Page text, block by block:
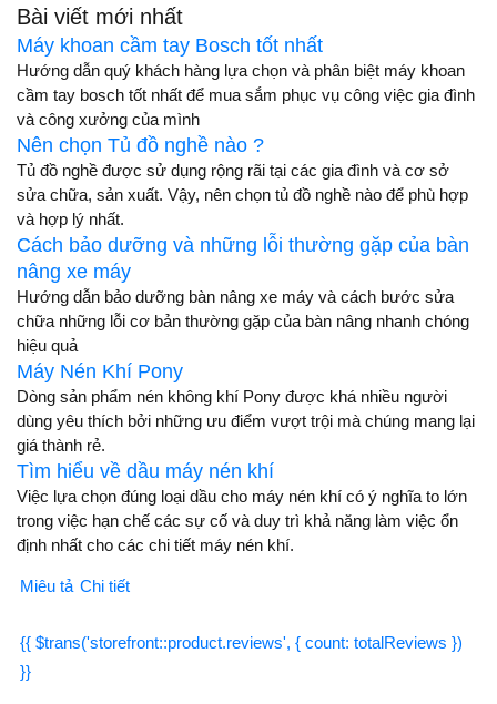
Bài viết mới nhất
Máy khoan cầm tay Bosch tốt nhất
Hướng dẫn quý khách hàng lựa chọn và phân biệt máy khoan
cầm tay bosch tốt nhất để mua sắm phục vụ công việc gia đình
và công xưởng của mình
Nên chọn Tủ đồ nghề nào ?
Tủ đồ nghề được sử dụng rộng rãi tại các gia đình và cơ sở
sửa chữa, sản xuất. Vậy, nên chọn tủ đồ nghề nào để phù hợp
và hợp lý nhất.
Cách bảo dưỡng và những lỗi thường gặp của bàn
nâng xe máy
Hướng dẫn bảo dưỡng bàn nâng xe máy và cách bước sửa
chữa những lỗi cơ bản thường gặp của bàn nâng nhanh chóng
hiệu quả
Máy Nén Khí Pony
Dòng sản phẩm nén không khí Pony được khá nhiều người
dùng yêu thích bởi những ưu điểm vượt trội mà chúng mang lại
giá thành rẻ.
Tìm hiểu về dầu máy nén khí
Việc lựa chọn đúng loại dầu cho máy nén khí có ý nghĩa to lớn
trong việc hạn chế các sự cố và duy trì khả năng làm việc ổn
định nhất cho các chi tiết máy nén khí.
Miêu tả Chi tiết
{{ $trans('storefront::product.reviews', { count: totalReviews })
}}